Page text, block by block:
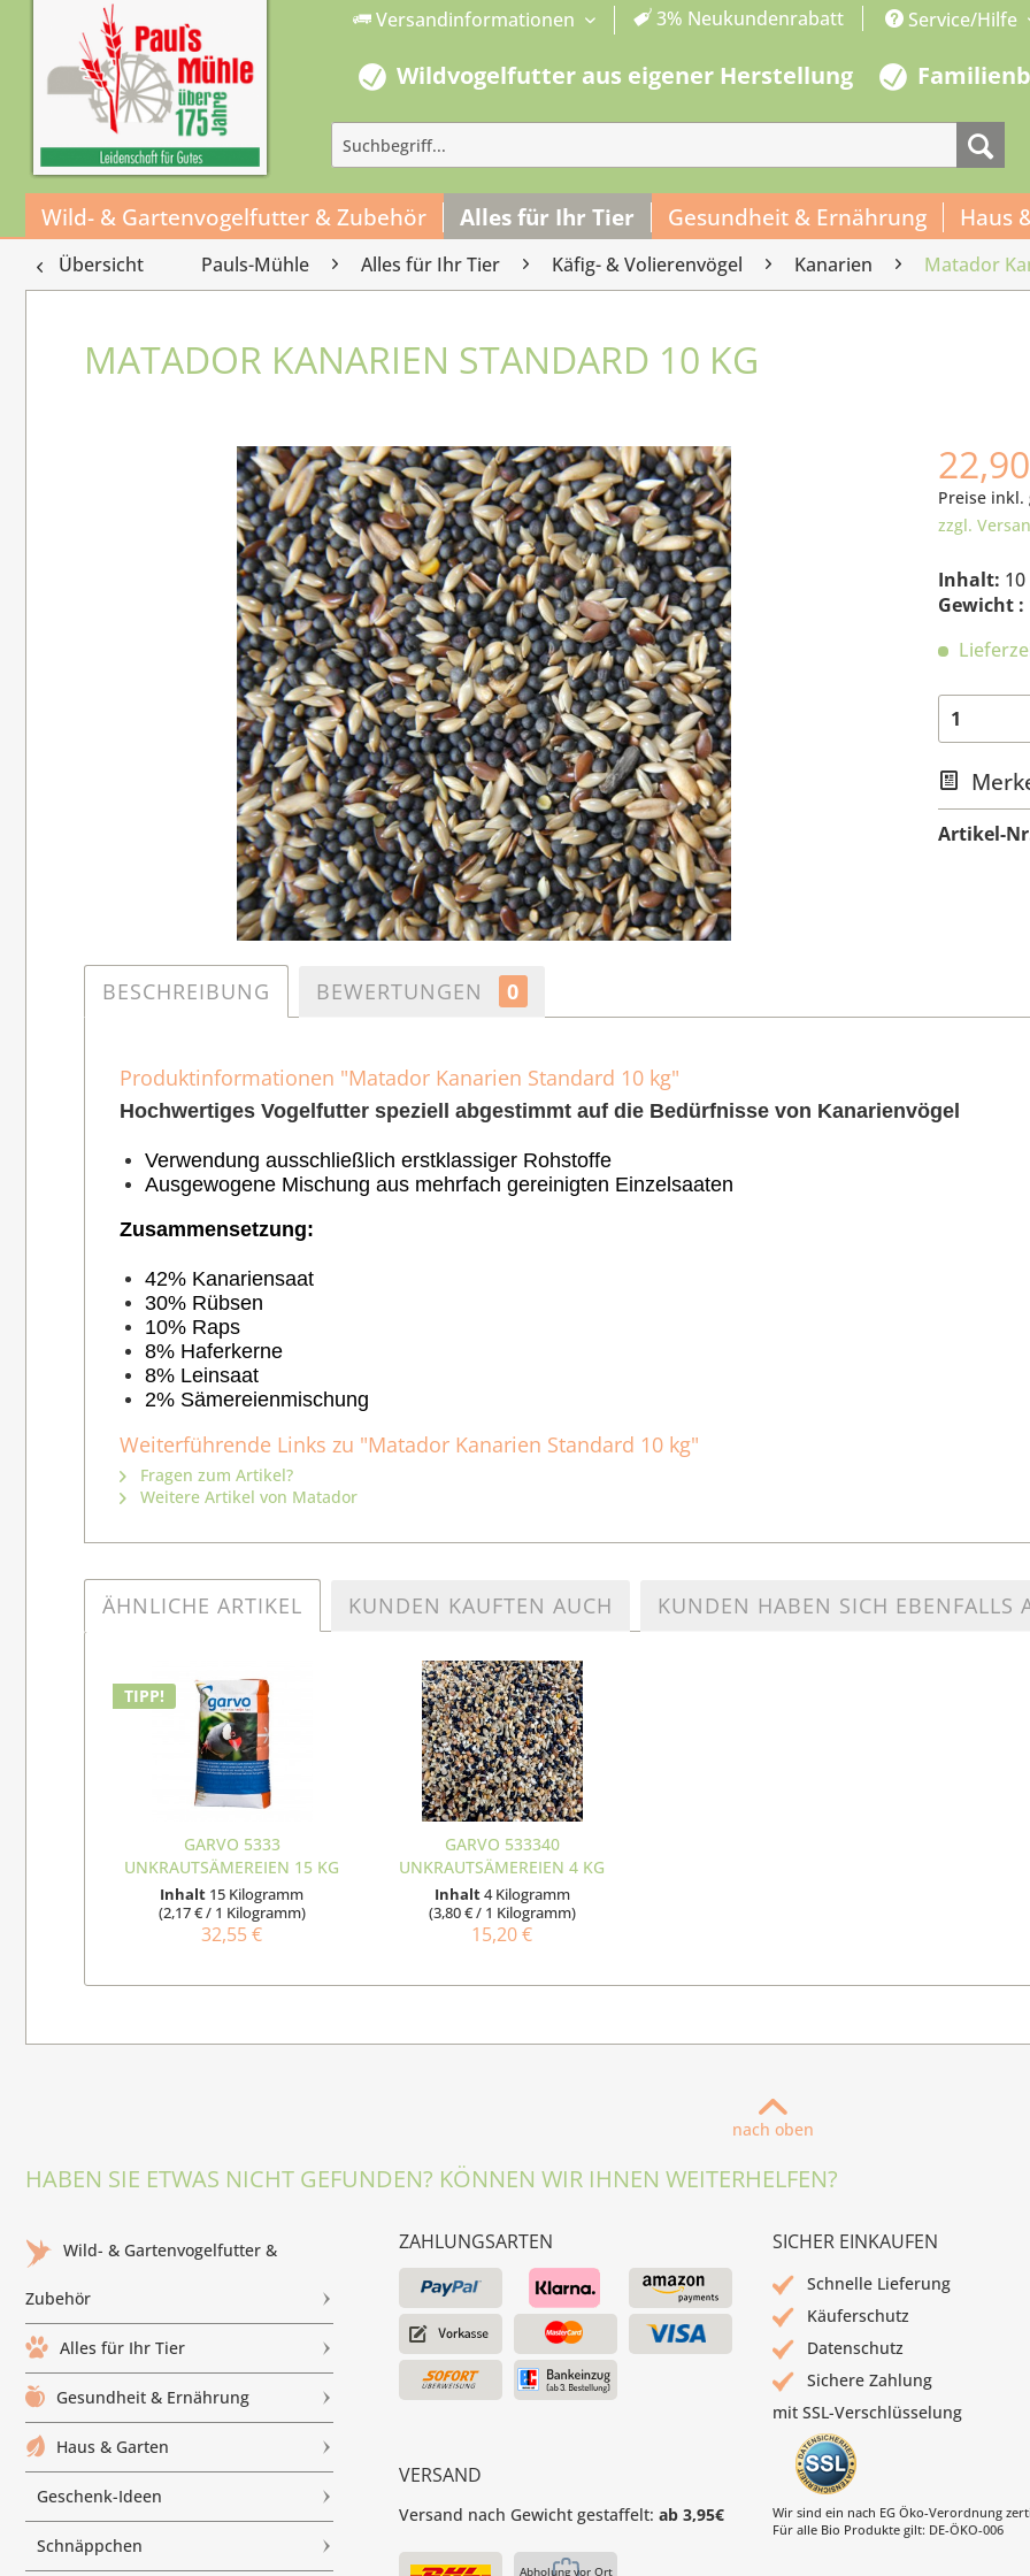
Versandinformationen 3% Neukundenrabatt Service/Hilfe
Wildvogelfutter aus eigener Herstellung
Wild- & Gartenvogelfutter & Zubehör Alles für Ihr Tier Gesundheit & Ernährung Haus
Übersicht Pauls-Mühle Alles für Ihr Tier Käfig- & Volierenvögel Kanarien Matador
MATADOR KANARIEN STANDARD 10 KG
Preise inkl.
zzgl.
Inhalt:
Gewicht :
Artikel-
BESCHREIBUNG BEWERTUNGEN 0
Produktinformationen "Matador Kanarien Standard 10 kg"
Hochwertiges Vogelfutter speziell abgestimmt auf die Bedürfnisse von Kanarienvögel
Verwendung ausschließlich erstklassiger Rohstoffe
Ausgewogene Mischung aus mehrfach gereinigten Einzelsaaten
Zusammensetzung:
42% Kanariensaat
30% Rübsen
10% Raps
8% Haferkerne
8% Leinsaat
2% Sämereienmischung
Weiterführende Links zu "Matador Kanarien Standard 10 kg"
Fragen zum Artikel?
Weitere Artikel von Matador
ÄHNLICHE ARTIKEL KUNDEN KAUFTEN AUCH KUNDEN HABEN SICH EBENFALLS
TIPP!
GARVO 5333
UNKRAUTSÄMEREIEN 15 KG
Inhalt 15 Kilogramm
(2,17 € / 1 Kilogramm)
32,55 €
GARVO 533340
UNKRAUTSÄMEREIEN 4 KG
Inhalt4 Kilogramm
(3,80 € / 1 Kilogramm)
15,20 €
nach oben
HABEN SIE ETWAS NICHT GEFUNDEN? KÖNNEN WIR IHNEN WEITERHELFEN?
Wild- & Gartenvogelfutter &
Zubehör
Alles für Ihr Tier
Gesundheit & Ernährung
Haus & Garten
Geschenk-Ideen
Schnäppchen
ZAHLUNGSARTEN
VERSAND
Versand nach Gewicht gestaffelt: ab 3,95€
Abholung vor Ort
SICHER EINKAUFEN
Schnelle Lieferung
Käuferschutz
Datenschutz
Sichere Zahlung
mit SSL-Verschlüsselung
Wir sind ein nach EG Öko-Verordnung
Für alle Bio Produkte gilt: DE-ÖKO-006